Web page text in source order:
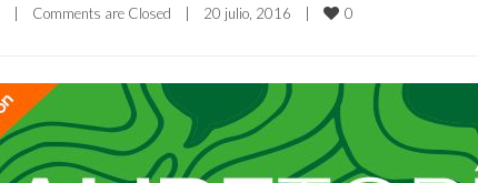
Comments are Closed 20 julio, 2016 0